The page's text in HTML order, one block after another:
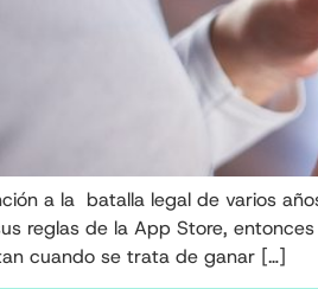
a la batalla legal de varios
reglas de la App Store,
cuando se trata de ganar […]